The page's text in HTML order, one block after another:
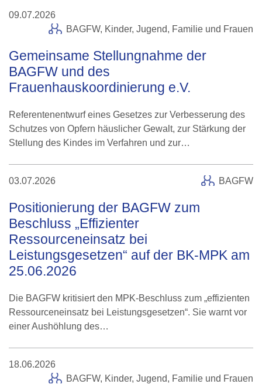
09.07.2026
BAGFW, Kinder, Jugend, Familie und Frauen
Gemeinsame Stellungnahme der
BAGFW und des
Frauenhauskoordinierung e.V.
Referentenentwurf eines Gesetzes zur Verbesserung des
Schutzes von Opfern häuslicher Gewalt, zur Stärkung der
Stellung des Kindes im Verfahren und zur…
03.07.2026 BAGFW
Positionierung der BAGFW zum
Beschluss „Effizienter
Ressourceneinsatz bei
Leistungsgesetzen“ auf der BK-MPK am
25.06.2026
Die BAGFW kritisiert den MPK-Beschluss zum „effizienten
Ressourceneinsatz bei Leistungsgesetzen“. Sie warnt vor
einer Aushöhlung des…
18.06.2026
BAGFW, Kinder, Jugend, Familie und Frauen